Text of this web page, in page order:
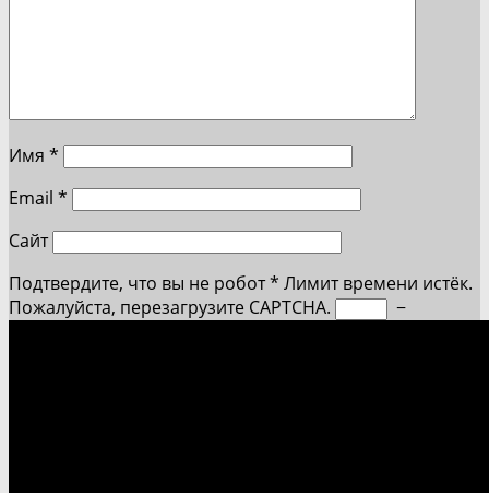
Имя *
Email *
Сайт
Подтвердите, что вы не робот* Лимит времени истёк.
Пожалуйста, перезагрузите CAPTCHA.
−